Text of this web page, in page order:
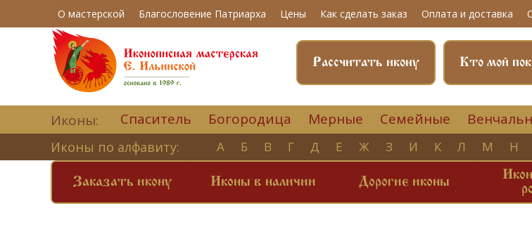
О мастерской Благословение Патриарха Цены Как сделать заказ Оплата и доставка
Кто мой
Рассчитать икону
Иконы: Спаситель Богородица Мерные Семейные
Иконы по алфавиту: А Б В Г Д Е Ж З И К Л М Н
Заказать икону Иконы в наличии Дорогие иконы